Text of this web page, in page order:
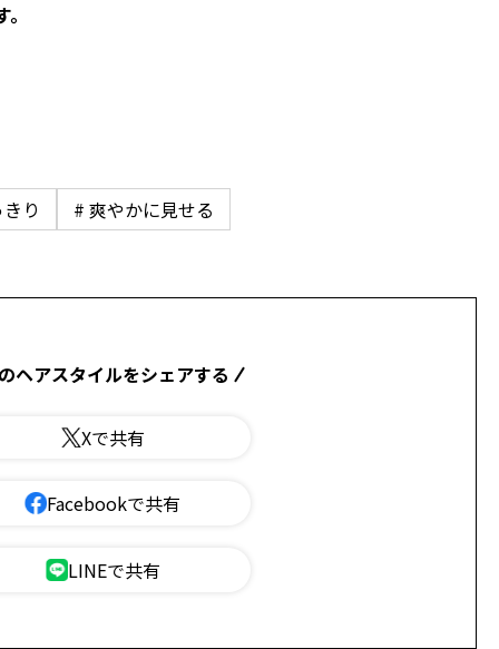
り # 爽やかに見せる
ヘアスタイルをシェアする
Xで共有
Facebookで共有
LINEで共有